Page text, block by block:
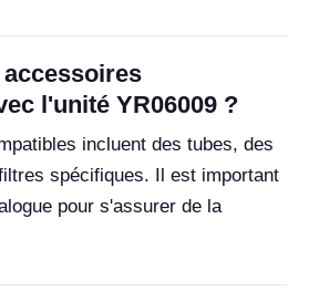
l'unité YR06009 ?
incluent des tubes, des
spécifiques. Il est important
pour s'assurer de la